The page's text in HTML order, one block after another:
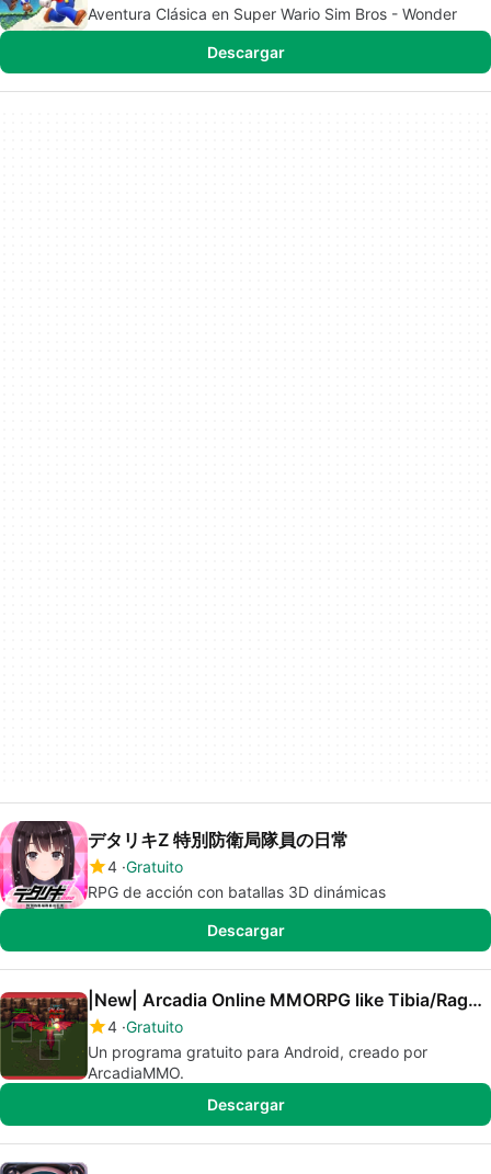
Aventura Clásica en Super Wario Sim Bros - Wonder
Descargar
デタリキZ 特別防衛局隊員の日常
4 Gratuito
RPG de acción con batallas 3D dinámicas
Descargar
|New| Arcadia Online MMORPG like Tibia/Ragnarok
4 Gratuito
Un programa gratuito para Android, creado por
ArcadiaMMO.
Descargar